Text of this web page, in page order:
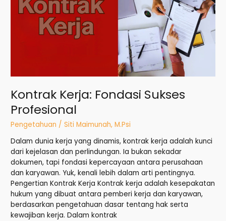
Kontrak Kerja: Fondasi Sukses
Profesional
Pengetahuan /Siti Maimunah, M.Psi
Dalam dunia kerja yang dinamis, kontrak kerja adalah kunci
dari kejelasan dan perlindungan. Ia bukan sekadar
dokumen, tapi fondasi kepercayaan antara perusahaan
dan karyawan. Yuk, kenali lebih dalam arti pentingnya.
Pengertian Kontrak Kerja Kontrak kerja adalah kesepakatan
hukum yang dibuat antara pemberi kerja dan karyawan,
berdasarkan pengetahuan dasar tentang hak serta
kewajiban kerja. Dalam kontrak
Profesional